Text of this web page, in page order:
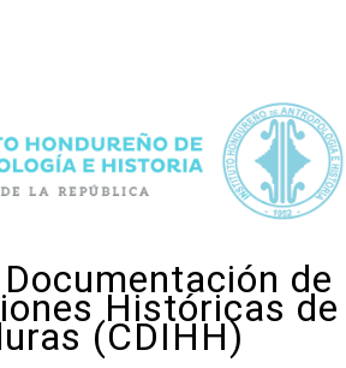
de
Históricas de
(CDIHH)